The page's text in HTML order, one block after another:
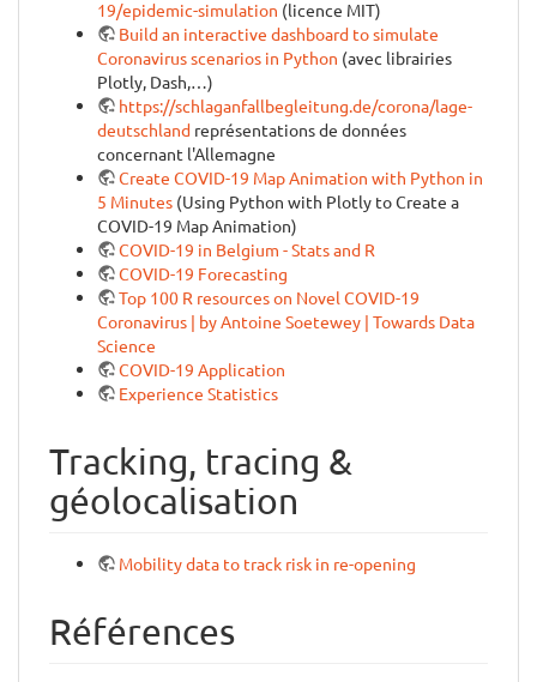
19/epidemic-simulation (licence MIT)
Build an interactive dashboard to simulate
Coronavirus scenarios in Python (avec librairies
Plotly, Dash,…)
https://schlaganfallbegleitung.de/corona/lage-
deutschland représentations de données
concernant l'Allemagne
Create COVID-19 Map Animation with Python in
5 Minutes (Using Python with Plotly to Create a
COVID-19 Map Animation)
COVID-19 in Belgium - Stats and R
COVID-19 Forecasting
Top 100 R resources on Novel COVID-19
Coronavirus | by Antoine Soetewey | Towards Data
Science
COVID-19 Application
Experience Statistics
Tracking, tracing &
géolocalisation
Mobility data to track risk in re-opening
Références